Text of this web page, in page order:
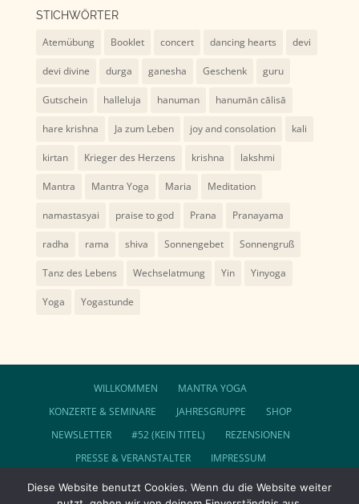
STICHWÖRTER
Atemübung Booklet concert dancing hearts devi
devi divine durga ganesha Geschenk guru
Gutschein halleluja hanuman hanumān cālisā
hare krishna Ja zum Leben joy and consolation kali
kirtan Krieger des Herzens krishna lakshmi
Mantra Mantra Yoga Maria Meditation
namastasyai praise to god Prana Pranayama
radha rama shiva Sonnengebet Sonnengruß
Tanz des Lebens Wechselatmung Yin Yinyoga
Yoga Yogastunde
WILLKOMMEN
MANTRA YOGA
KONZERTE & SEMINARE
JAHRESGRUPPE
SHOP
NEWSLETTER
#52 (KEIN TITEL)
REZENSIONEN
PRESSE & VERANSTALTER
IMPRESSUM
DATENSCHUTZ
Diese Website benutzt Cookies. Wenn du die Website weiter